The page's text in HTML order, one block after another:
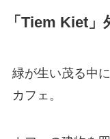
「Tiem Kiet」
緑が生い茂る中
カフェ。